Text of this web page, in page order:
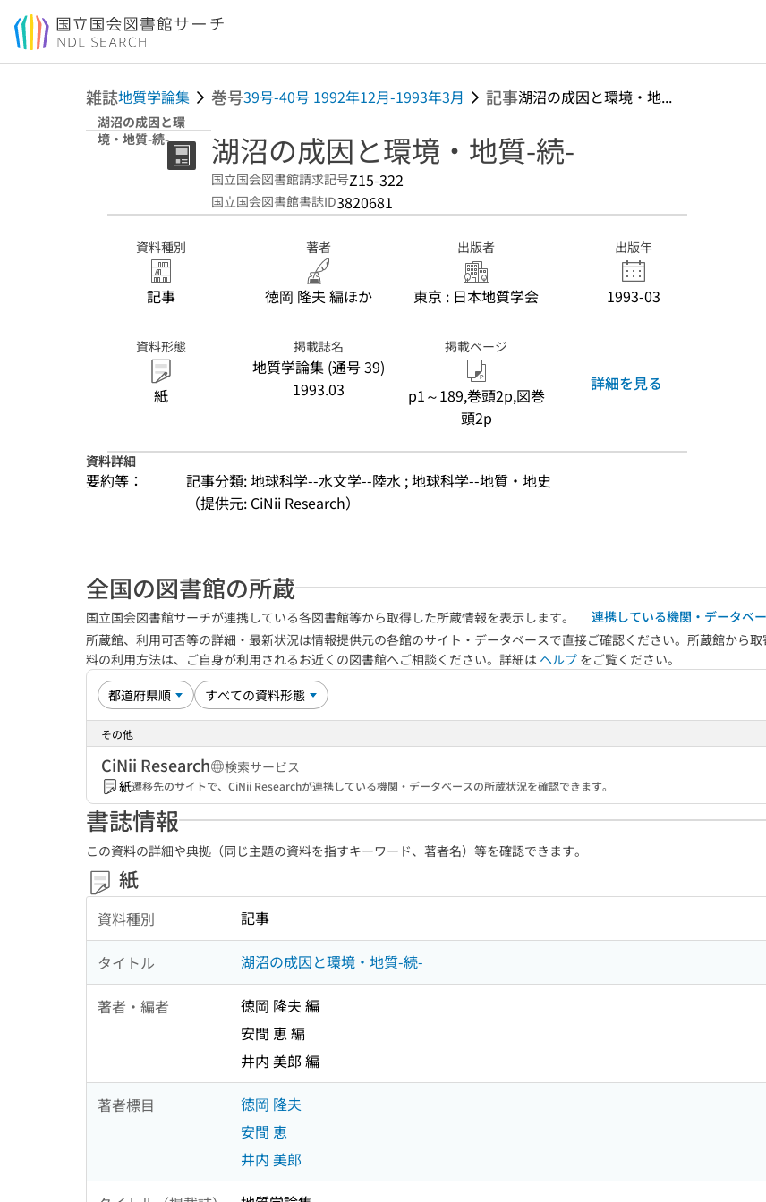
本文へ移動
雑誌地質学論集 巻号39号-40号 1992年12月-1993年3月 記事湖沼の成因と環境・地...
湖沼の成因と環
境・地質-続-
湖沼の成因と環境・地質-続-
国立国会図書館請求記号Z15-322
国立国会図書館書誌ID3820681
資料種別
記事
著者
徳岡 隆夫 編ほか
出版者
東京 : 日本地質学会
出版年
1993-03
資料形態
紙
掲載誌名
地質学論集 (通号 39)
1993.03
掲載ページ
p1～189,巻頭2p,図巻
頭2p
詳細を見る
資料詳細
要約等：
記事分類: 地球科学--水文学--陸水 ; 地球科学--地質・地史
（提供元: CiNii Research）
全国の図書館の所蔵
国立国会図書館サーチが連携している各図書館等から取得した所蔵情報を表示します。
連携している機関・データベ
所蔵館、利用可否等の詳細・最新状況は情報提供元の各館のサイト・データベースで直接ご確認ください。所蔵館から
料の利用方法は、ご自身が利用されるお近くの図書館へご相談ください。詳細は ヘルプ をご覧ください。
その他
CiNii Research
検索サービス
紙遷移先のサイトで、CiNii Researchが連携している機関・データベースの所蔵状況を確認できます。
書誌情報
この資料の詳細や典拠（同じ主題の資料を指すキーワード、著者名）等を確認できます。
紙
資料種別 記事
タイトル 湖沼の成因と環境・地質-続-
著者・編者
徳岡 隆夫 編
安間 恵 編
井内 美郎 編
著者標目
徳岡 隆夫
安間 恵
井内 美郎